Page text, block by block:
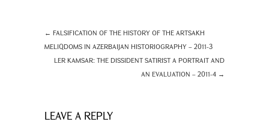
← FALSIFICATION OF THE HISTORY OF THE ARTSAKH
MELIQDOMS IN AZERBAIJAN HISTORIOGRAPHY – 2011-3
LER KAMSAR: THE DISSIDENT SATIRIST A PORTRAIT AND
AN EVALUATION – 2011-4 →
LEAVE A REPLY